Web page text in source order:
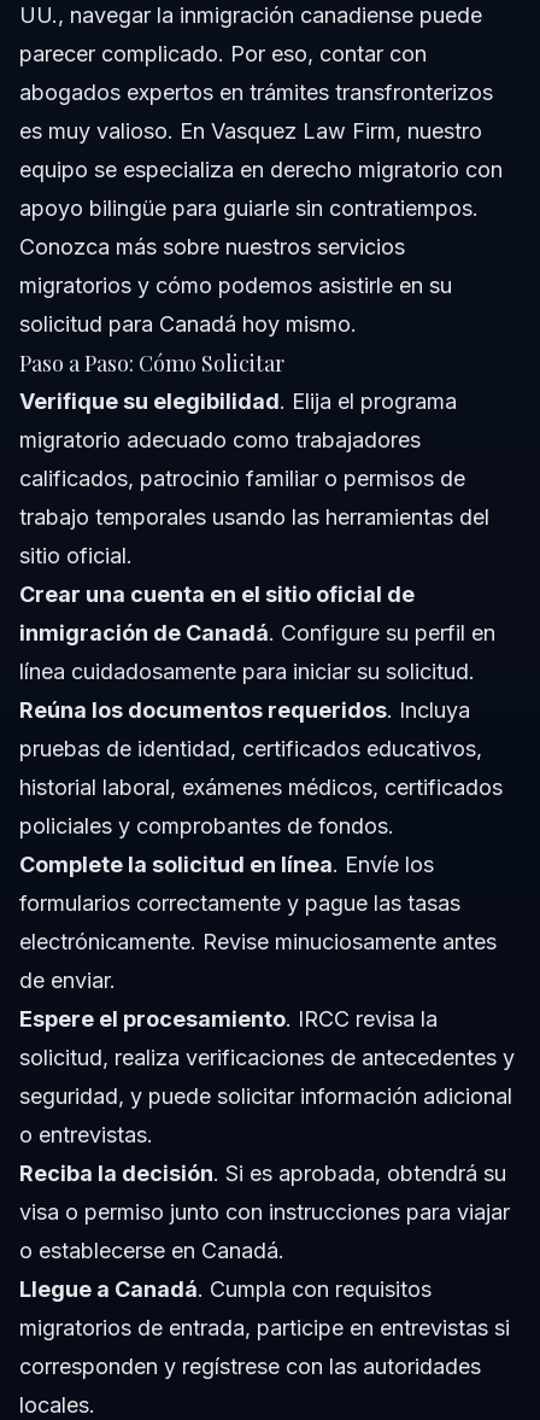
UU., navegar la inmigración canadiense puede
parecer complicado. Por eso, contar con
abogados expertos en trámites transfronterizos
es muy valioso. En Vasquez Law Firm, nuestro
equipo se especializa en derecho migratorio con
apoyo bilingüe para guiarle sin contratiempos.
Conozca más sobre nuestros servicios
migratorios y cómo podemos asistirle en su
solicitud para Canadá hoy mismo.
Paso a Paso: Cómo Solicitar
Verifique su elegibilidad. Elija el programa
migratorio adecuado como trabajadores
calificados, patrocinio familiar o permisos de
trabajo temporales usando las herramientas del
sitio oficial.
Crear una cuenta en el sitio oficial de
inmigración de Canadá. Configure su perfil en
línea cuidadosamente para iniciar su solicitud.
Reúna los documentos requeridos. Incluya
pruebas de identidad, certificados educativos,
historial laboral, exámenes médicos, certificados
policiales y comprobantes de fondos.
Complete la solicitud en línea. Envíe los
formularios correctamente y pague las tasas
electrónicamente. Revise minuciosamente antes
de enviar.
Espere el procesamiento. IRCC revisa la
solicitud, realiza verificaciones de antecedentes y
seguridad, y puede solicitar información adicional
o entrevistas.
Reciba la decisión. Si es aprobada, obtendrá su
visa o permiso junto con instrucciones para viajar
o establecerse en Canadá.
Llegue a Canadá. Cumpla con requisitos
migratorios de entrada, participe en entrevistas si
corresponden y regístrese con las autoridades
locales.